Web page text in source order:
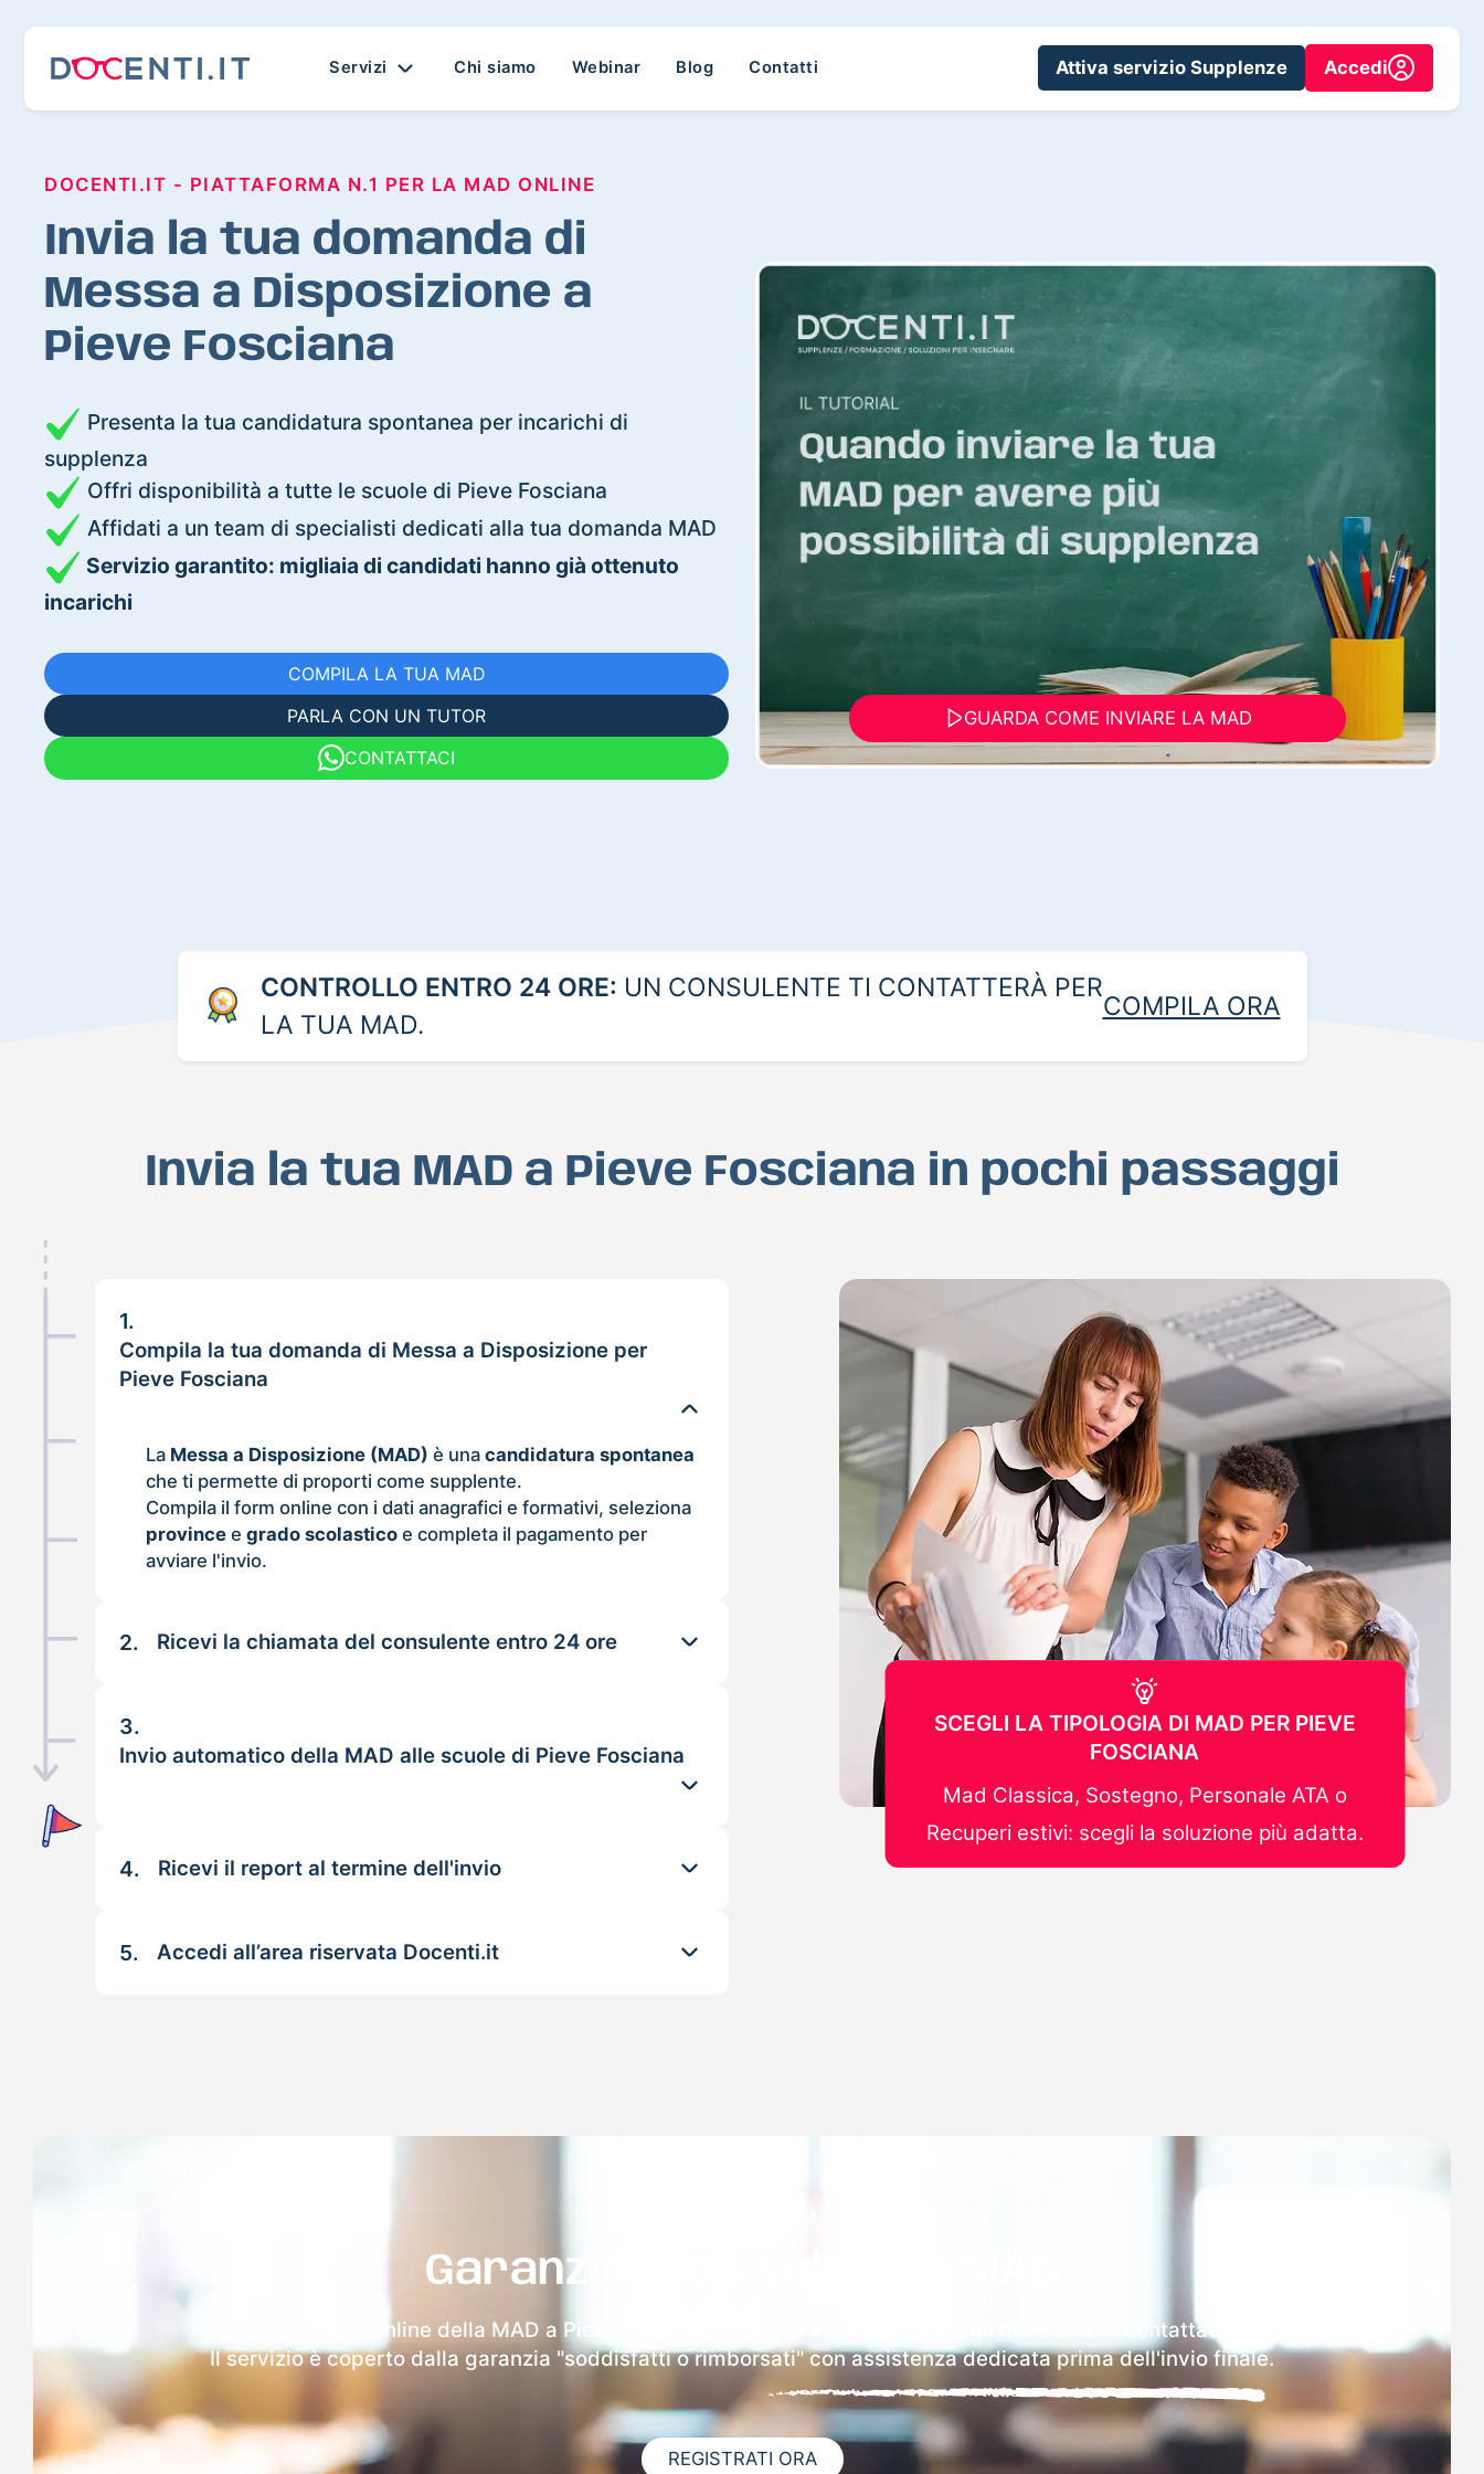
Servizi Chi siamo Webinar Blog Contatti Attiva servizio Supplenze Accedi
DOCENTI.IT - PIATTAFORMA N.1 PER LA MAD ONLINE
Invia la tua domanda di
Messa a Disposizione a
Pieve Fosciana
Presenta la tua candidatura spontanea per incarichi di
supplenza
Offri disponibilità a tutte le scuole di Pieve Fosciana
Affidati a un team di specialisti dedicati alla tua domanda MAD
Servizio garantito: migliaia di candidati hanno già ottenuto
incarichi
COMPILA LA TUA MAD
PARLA CON UN TUTOR
CONTATTACI
GUARDA COME INVIARE LA MAD
CONTROLLO ENTRO 24 ORE: UN CONSULENTE TI CONTATTERÀ PER
LA TUA MAD.
COMPILA ORA
Invia la tua MAD a Pieve Fosciana in pochi passaggi
1.
Compila la tua domanda di Messa a Disposizione per
Pieve Fosciana
La Messa a Disposizione (MAD) è unacandidatura spontanea
che ti permette di proporti come supplente.
Compila il form online con i dati anagrafici e formativi, seleziona
province egrado scolastico e completa il pagamento per
avviare l'invio.
2. Ricevi la chiamata del consulente entro 24 ore
3.
Invio automatico della MAD alle scuole di Pieve Fosciana
4. Ricevi il report al termine dell'invio
5. Accedi all’area riservata Docenti.it
SCEGLI LA TIPOLOGIA DI MAD PER PIEVE
FOSCIANA
Mad Classica, Sostegno, Personale ATA o
Recuperi estivi: scegli la soluzione più adatta.
Garanzia 100% sulla tua MAD
Dopo l'invio online della MAD a Pieve Fosciana riceverai via email i dettagli delle scuole contattate.
Il servizio è coperto dalla garanzia "soddisfatti o rimborsati" con assistenza dedicata prima dell'invio finale.
REGISTRATI ORA